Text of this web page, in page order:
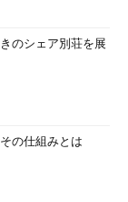
のシェア別荘を展
の仕組みとは